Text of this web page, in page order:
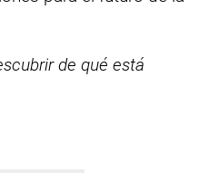
de qué está